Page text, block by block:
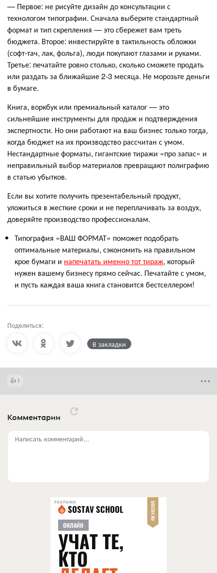
— Первое: не рисуйте дизайн до консультации с
технологом типографии. Сначала выберите стандартный
формат и тип скрепления — это сбережет вам треть
бюджета. Второе: инвестируйте в тактильность обложки
(софт-тач, лак, фольга), люди покупают глазами и руками.
Третье: печатайте ровно столько, сколько сможете продать
или раздать за ближайшие 2-3 месяца. Не морозьте деньги
в бумаге.
Книга, воркбук или премиальный каталог — это
сильнейшие инструменты для продаж и подтверждения
экспертности. Но они работают на ваш бизнес только тогда,
когда бюджет на их производство рассчитан с умом.
Нестандартные форматы, гигантские тиражи «про запас» и
неправильный выбор материалов превращают полиграфию
в статью убытков.
Если вы хотите получить презентабельный продукт,
уложиться в жесткие сроки и не переплачивать за воздух,
доверяйте производство профессионалам.
Типография «ВАШ ФОРМАТ» поможет подобрать
оптимальные материалы, сэкономить на правильном
крое бумаги и напечатать именно тот тираж, который
нужен вашему бизнесу прямо сейчас. Печатайте с умом,
и пусть каждая ваша книга становится бестселлером!
Поделиться:
В закладки
1
Комментарии
Написать комментарий...
РЕКЛАМА